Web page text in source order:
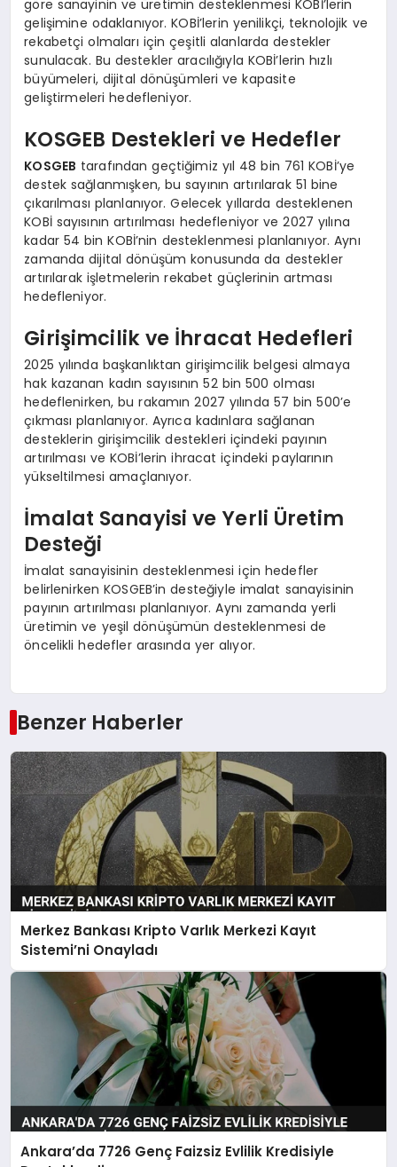
göre sanayinin ve üretimin desteklenmesi KOBİ’lerin
gelişimine odaklanıyor. KOBİ’lerin yenilikçi, teknolojik ve
rekabetçi olmaları için çeşitli alanlarda destekler
sunulacak. Bu destekler aracılığıyla KOBİ’lerin hızlı
büyümeleri, dijital dönüşümleri ve kapasite
geliştirmeleri hedefleniyor.
KOSGEB Destekleri ve Hedefler
KOSGEB tarafından geçtiğimiz yıl 48 bin 761 KOBİ’ye
destek sağlanmışken, bu sayının artırılarak 51 bine
çıkarılması planlanıyor. Gelecek yıllarda desteklenen
KOBİ sayısının artırılması hedefleniyor ve 2027 yılına
kadar 54 bin KOBİ’nin desteklenmesi planlanıyor. Aynı
zamanda dijital dönüşüm konusunda da destekler
artırılarak işletmelerin rekabet güçlerinin artması
hedefleniyor.
Girişimcilik ve İhracat Hedefleri
2025 yılında başkanlıktan girişimcilik belgesi almaya
hak kazanan kadın sayısının 52 bin 500 olması
hedeflenirken, bu rakamın 2027 yılında 57 bin 500’e
çıkması planlanıyor. Ayrıca kadınlara sağlanan
desteklerin girişimcilik destekleri içindeki payının
artırılması ve KOBİ’lerin ihracat içindeki paylarının
yükseltilmesi amaçlanıyor.
İmalat Sanayisi ve Yerli Üretim
Desteği
İmalat sanayisinin desteklenmesi için hedefler
belirlenirken KOSGEB’in desteğiyle imalat sanayisinin
payının artırılması planlanıyor. Aynı zamanda yerli
üretimin ve yeşil dönüşümün desteklenmesi de
öncelikli hedefler arasında yer alıyor.
Benzer Haberler
Merkez Bankası Kripto Varlık Merkezi Kayıt
Sistemi’ni Onayladı
Ankara’da 7726 Genç Faizsiz Evlilik Kredisiyle